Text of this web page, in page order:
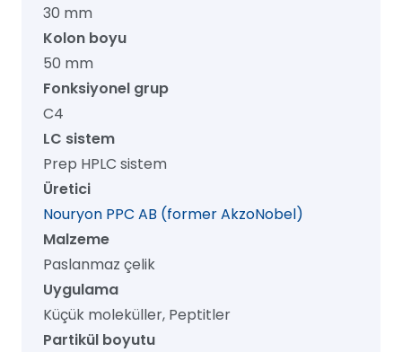
µm,
mm
mm,
1/pk
adet
30 mm
Kolon boyu
50 mm
Fonksiyonel grup
C4
LC sistem
Prep HPLC sistem
Üretici
Nouryon PPC AB (former AkzoNobel)
Malzeme
Paslanmaz çelik
Uygulama
Küçük moleküller, Peptitler
Partikül boyutu